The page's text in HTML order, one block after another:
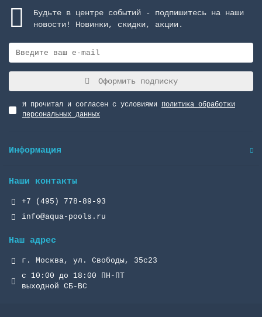
Будьте в центре событий - подпишитесь на наши
новости! Новинки, скидки, акции.
Оформить подписку
Я прочитал и согласен с условиями Политика обработки
персональных данных
Информация
Наши контакты
+7 (495) 778-89-93
info@aqua-pools.ru
Наш адрес
г. Москва, ул. Свободы, 35с23
с 10:00 до 18:00 ПН-ПТ
выходной СБ-ВС